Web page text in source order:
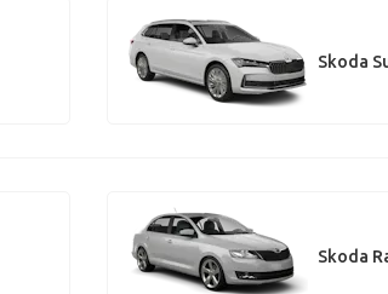
Skoda
Skoda